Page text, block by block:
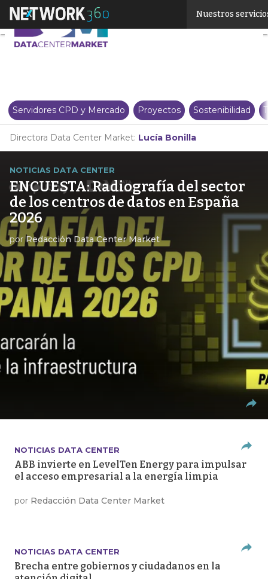
Nuestros
Servidores CPD y Mercado Proyectos Sostenibilidad
Directora Data Center Market: Lucía Bonilla
NOTICIAS DATA CENTER
ENCUESTA: Radiografía del sector
de los centros de datos en España
2026
porRedacción Data Center Market
NOTICIAS DATA CENTER
ABB invierte en LevelTen Energy para impulsar
el acceso empresarial a la energía limpia
por Redacción Data Center Market
NOTICIAS DATA CENTER
Brecha entre gobiernos y ciudadanos en la